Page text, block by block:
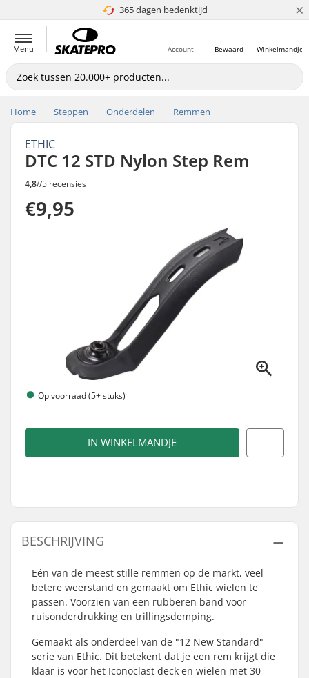
365 dagen bedenktijd
4.8 van 5 ×
Menu Winkelmandje
Bewaard
Account
Home Steppen Onderdelen Remmen
ETHIC
DTC 12 STD Nylon Step Rem
4,8//5 recensies
€9,95
Op voorraad (5+ stuks)
IN WINKELMANDJE
BESCHRIJVING
Eén van de meest stille remmen op de markt, veel
betere weerstand en gemaakt om Ethic wielen te
passen. Voorzien van een rubberen band voor
ruisonderdrukking en trillingsdemping.
Gemaakt als onderdeel van de "12 New Standard"
serie van Ethic. Dit betekent dat je een rem krijgt die
klaar is voor het Iconoclast deck en wielen met 30